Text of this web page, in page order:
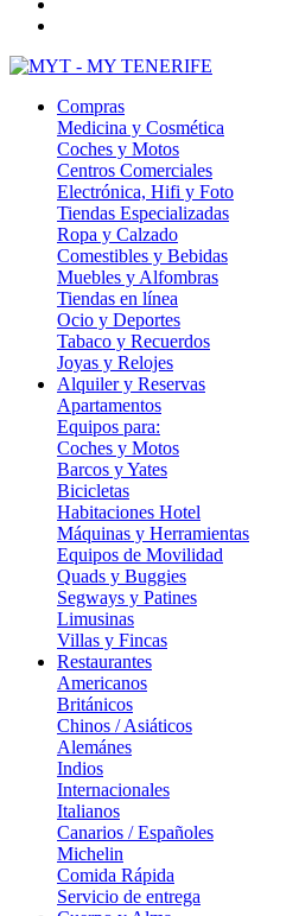
Compras
Medicina y Cosmética
Coches y Motos
Centros Comerciales
Electrónica, Hifi y Foto
Tiendas Especializadas
Ropa y Calzado
Comestibles y Bebidas
Muebles y Alfombras
Tiendas en línea
Ocio y Deportes
Tabaco y Recuerdos
Joyas y Relojes
Alquiler y Reservas
Apartamentos
Equipos para:
Coches y Motos
Barcos y Yates
Bicicletas
Habitaciones Hotel
Máquinas y Herramientas
Equipos de Movilidad
Quads y Buggies
Segways y Patines
Limusinas
Villas y Fincas
Restaurantes
Americanos
Británicos
Chinos / Asiáticos
Alemánes
Indios
Internacionales
Italianos
Canarios / Españoles
Michelin
Comida Rápida
Servicio de entrega